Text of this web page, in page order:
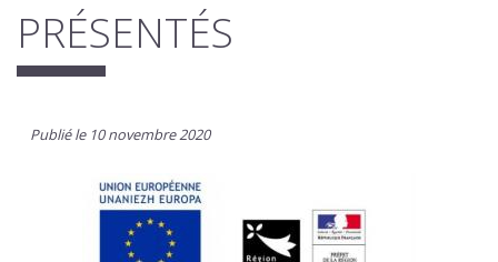
PRÉSENTÉS
Publié le 10 novembre 2020